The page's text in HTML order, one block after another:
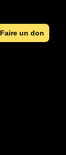
Faire un don